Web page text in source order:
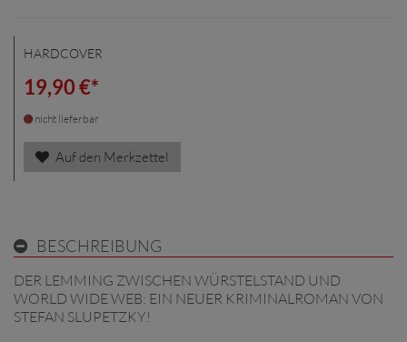
HARDCOVER
19,90 €*
nicht lieferbar
Auf den Merkzettel
BESCHREIBUNG
DER LEMMING ZWISCHEN WÜRSTELSTAND UND
WORLD WIDE WEB: EIN NEUER KRIMINALROMAN VON
STEFAN SLUPETZKY!